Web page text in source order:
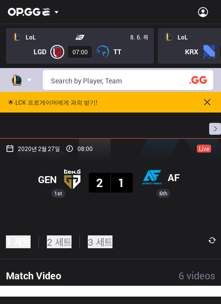
LoL 8. 6. 목
LGD 07:00 TT
LoL
KRX
🌟 LCK 프로게이머에게 과외 받기!
프로빌
2020년 2월 27일 08:00 Live
1st
GEN
2
1 AF
6th
2 세트 3 세트
Match Video 6videos